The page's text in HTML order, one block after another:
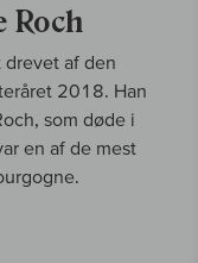
Roch
af den
2018. Han
som døde i
en af de mest